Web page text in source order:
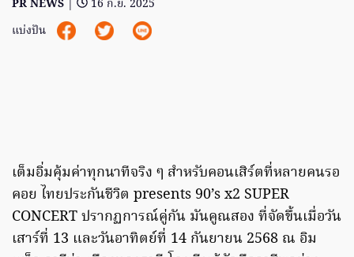
PR NEWS |
16 ก.ย. 2025
แบ่งปัน
เต็มอิ่มคุ้มค่าทุกนาทีจริง ๆ สำหรับคอนเสิร์ตที่หลายคนรอ
คอย ไทยประกันชีวิต presents 90’s x2 SUPER
CONCERT ปรากฏการณ์คู่กัน มันคูณสอง ที่จัดขึ้นเมื่อวัน
เสาร์ที่ 13 และวันอาทิตย์ที่ 14 กันยายน 2568 ณ อิม